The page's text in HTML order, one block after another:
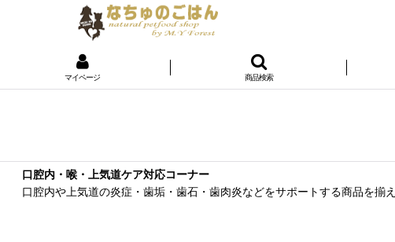
マイページ 商品検索
口腔内・喉・上気道ケア対応コーナー
口腔内や上気道の炎症・歯垢・歯石・歯肉炎などをサポートする商品を揃え